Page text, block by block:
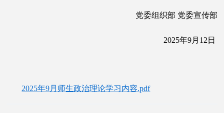
党委组织部 党委宣传部
2025年9月 12 日
2025年9月师生政治理论学习内容.pdf